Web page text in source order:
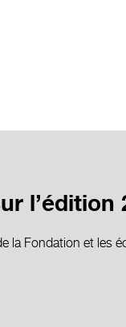
la Fondation et les